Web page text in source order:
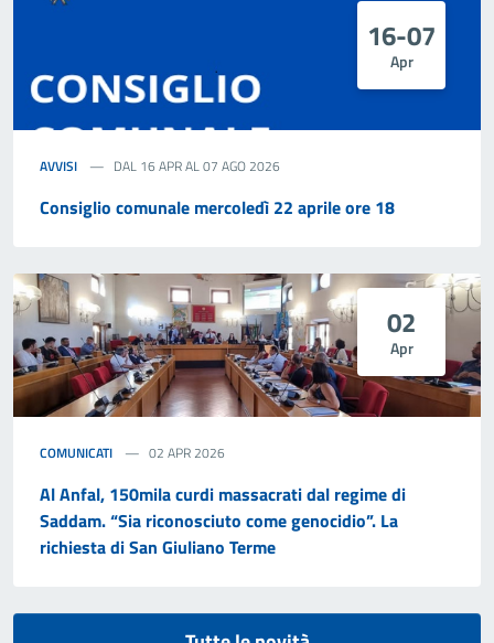
16-07
Apr
AVVISI DAL 16 APR AL 07 AGO 2026
Consiglio comunale mercoledì 22 aprile ore 18
02
Apr
COMUNICATI 02 APR 2026
Al Anfal, 150mila curdi massacrati dal regime di
Saddam. “Sia riconosciuto come genocidio”. La
richiesta di San Giuliano Terme